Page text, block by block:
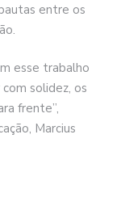
entre os
esse trabalho
solidez, os
frente”,
Marcius